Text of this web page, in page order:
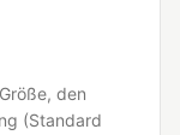
den
(Standard